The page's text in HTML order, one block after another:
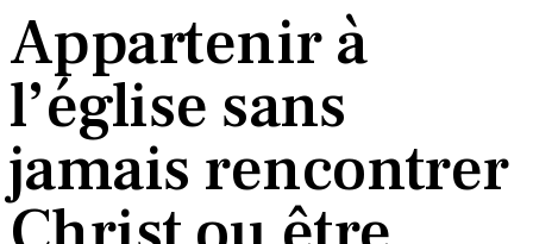
Appartenir à
l’église sans
jamais rencontrer